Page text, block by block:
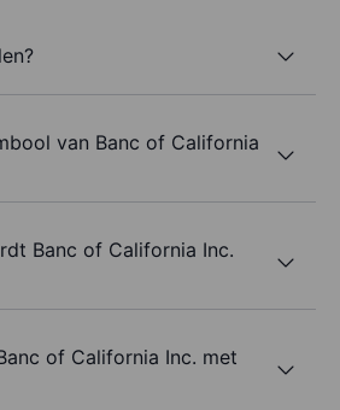
van Banc of California
Banc of California Inc.
of California Inc. met